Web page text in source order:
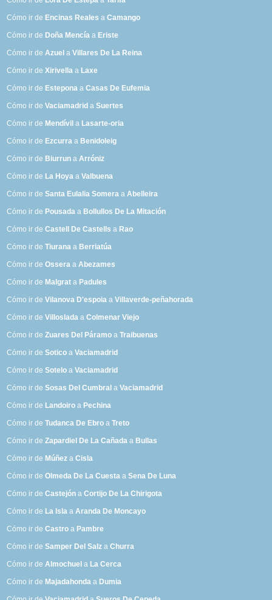
Cómo ir de Encinas Reales aCamango
Cómo ir de Doña Mencía a Eriste
Cómo ir deAzuel aVillares De La Reina
Cómo ir deXirivella a Laxe
Cómo ir de Estepona aCasas De Eufemia
Cómo ir deVaciamadrid aSuertes
Cómo ir de Mendívil a Lasarte-oria
Cómo ir de Ezcurra a Benidoleig
Cómo ir de Biurrun aArróniz
Cómo ir de La Hoya aValbuena
Cómo ir deSanta Eulalia Somera aAbelleira
Cómo ir de Pousada a Bollullos De La Mitación
Cómo ir deCastell De Castells a Rao
Cómo ir deTiurana a Berriatúa
Cómo ir deOssera aAbezames
Cómo ir de Malgrat a Padules
Cómo ir deVilanova D'espoia aVillaverde-peñahorada
Cómo ir deVilloslada aColmenar Viejo
Cómo ir deZuares Del Páramo aTraibuenas
Cómo ir deSotico aVaciamadrid
Cómo ir deSotelo aVaciamadrid
Cómo ir deSosas Del Cumbral aVaciamadrid
Cómo ir de Landoiro a Pechina
Cómo ir deTudanca De Ebro aTreto
Cómo ir deZapardiel De La Cañada a Bullas
Cómo ir de Múñez aCisla
Cómo ir deOlmeda De La Cuesta aSena De Luna
Cómo ir deCastejón aCortijo De La Chirigota
Cómo ir de La Isla aAranda De Moncayo
Cómo ir deCastro a Pambre
Cómo ir deSamper Del Salz aChurra
Cómo ir deAlmochuel a La Cerca
Cómo ir de Majadahonda a Dumia